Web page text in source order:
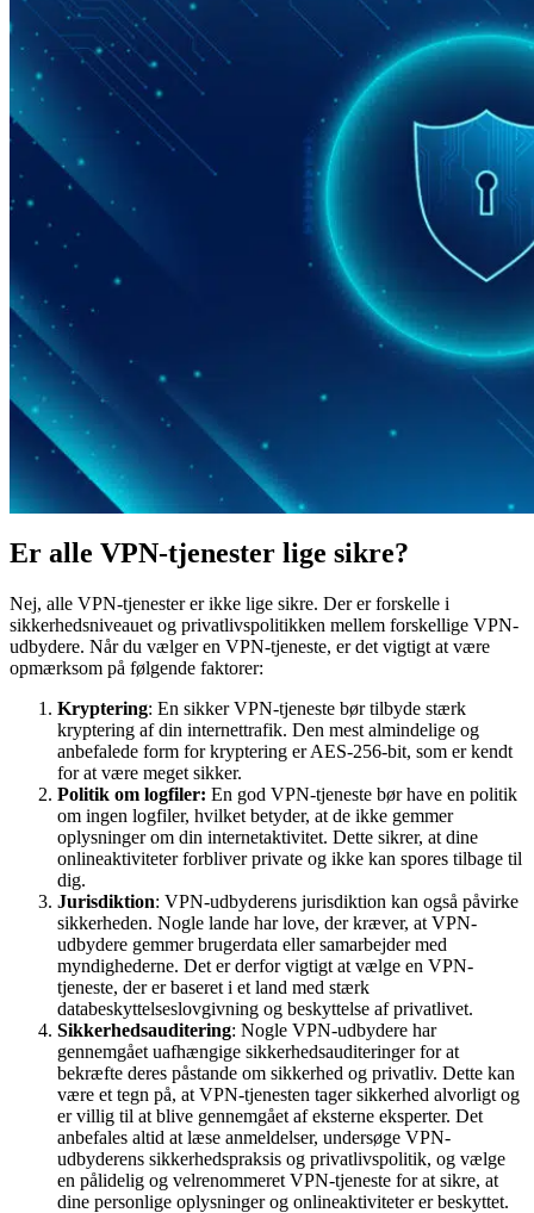
Er alle VPN-tjenester lige sikre?
Nej, alle VPN-tjenester er ikke lige sikre. Der er forskelle i
sikkerhedsniveauet og privatlivspolitikken mellem forskellige VPN-
udbydere. Når du vælger en VPN-tjeneste, er det vigtigt at være
opmærksom på følgende faktorer:
Kryptering: En sikker VPN-tjeneste bør tilbyde stærk
kryptering af din internettrafik. Den mest almindelige og
anbefalede form for kryptering er AES-256-bit, som er kendt
for at være meget sikker.
Politik om logfiler: En god VPN-tjeneste bør have en politik
om ingen logfiler, hvilket betyder, at de ikke gemmer
oplysninger om din internetaktivitet. Dette sikrer, at dine
onlineaktiviteter forbliver private og ikke kan spores tilbage til
dig.
Jurisdiktion: VPN-udbyderens jurisdiktion kan også påvirke
sikkerheden. Nogle lande har love, der kræver, at VPN-
udbydere gemmer brugerdata eller samarbejder med
myndighederne. Det er derfor vigtigt at vælge en VPN-
tjeneste, der er baseret i et land med stærk
databeskyttelseslovgivning og beskyttelse af privatlivet.
Sikkerhedsauditering: Nogle VPN-udbydere har
gennemgået uafhængige sikkerhedsauditeringer for at
bekræfte deres påstande om sikkerhed og privatliv. Dette kan
være et tegn på, at VPN-tjenesten tager sikkerhed alvorligt og
er villig til at blive gennemgået af eksterne eksperter. Det
anbefales altid at læse anmeldelser, undersøge VPN-
udbyderens sikkerhedspraksis og privatlivspolitik, og vælge
en pålidelig og velrenommeret VPN-tjeneste for at sikre, at
dine personlige oplysninger og onlineaktiviteter er beskyttet.